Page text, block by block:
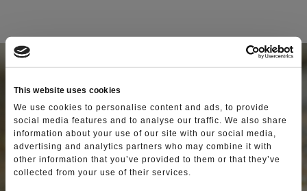
This website uses cookies
We use cookies to personalise content and ads, to provide
social media features and to analyse our traffic. We also share
information about your use of our site with our social media,
advertising and analytics partners who may combine it with
other information that you’ve provided to them or that they’ve
collected from your use of their services.